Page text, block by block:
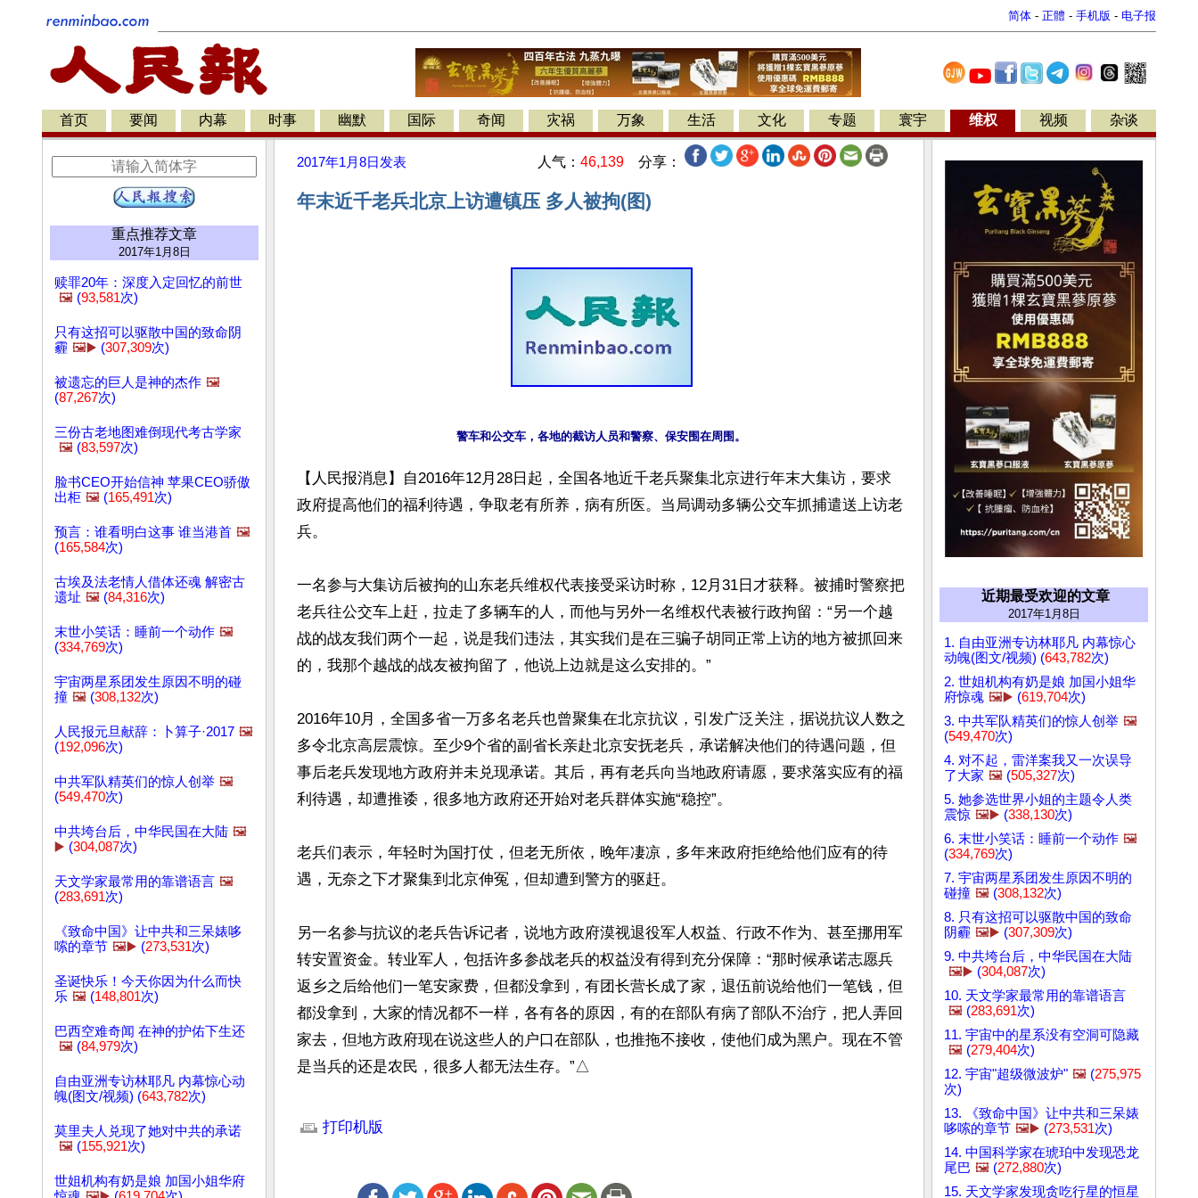
简体 - 正體 - 手机版 - 电子报
首页 要闻 内幕 时事 幽默 国际 奇闻 灾祸 万象 生活 文化 专题 寰宇 维权 视频 杂谈
重点推荐文章
2017年1月8日
赎罪20年：深度入定回忆的前世
🖼️ (93,581次)
只有这招可以驱散中国的致命阴
霾 🖼️▶️ (307,309次)
被遗忘的巨人是神的杰作 🖼️
(87,267次)
三份古老地图难倒现代考古学家
🖼️ (83,597次)
脸书CEO开始信神 苹果CEO骄傲
出柜 🖼️ (165,491次)
预言：谁看明白这事 谁当港首 🖼️
(165,584次)
古埃及法老情人借体还魂 解密古
遗址 🖼️ (84,316次)
末世小笑话：睡前一个动作 🖼️
(334,769次)
宇宙两星系团发生原因不明的碰
撞 🖼️ (308,132次)
人民报元旦献辞：卜算子·2017 🖼️
(192,096次)
中共军队精英们的惊人创举 🖼️
(549,470次)
中共垮台后，中华民国在大陆 🖼️
▶️ (304,087次)
天文学家最常用的靠谱语言 🖼️
(283,691次)
《致命中国》让中共和三呆婊哆
嗦的章节 🖼️▶️ (273,531次)
圣诞快乐！今天你因为什么而快
乐 🖼️ (148,801次)
巴西空难奇闻 在神的护佑下生还
🖼️ (84,979次)
自由亚洲专访林耶凡 内幕惊心动
魄(图文/视频) (643,782次)
莫里夫人兑现了她对中共的承诺
🖼️ (155,921次)
世姐机构有奶是娘 加国小姐华府
2017年1月8日 发表 人气： 46,139 分享：
年末近千老兵北京上访遭镇压 多人被拘(图)
【人民报消息】自2016年12月28日起，全国各地近千老兵聚集北京进行年末大集访，要求
政府提高他们的福利待遇，争取老有所养，病有所医。当局调动多辆公交车抓捕遣送上访老
兵。
一名参与大集访后被拘的山东老兵维权代表接受采访时称，12月31日才获释。被捕时警察把
老兵往公交车上赶，拉走了多辆车的人，而他与另外一名维权代表被行政拘留：“另一个越
战的战友我们两个一起，说是我们违法，其实我们是在三骗子胡同正常上访的地方被抓回来
的，我那个越战的战友被拘留了，他说上边就是这么安排的。”
2016年10月，全国多省一万多名老兵也曾聚集在北京抗议，引发广泛关注，据说抗议人数之
多令北京高层震惊。至少9个省的副省长亲赴北京安抚老兵，承诺解决他们的待遇问题，但
事后老兵发现地方政府并未兑现承诺。其后，再有老兵向当地政府请愿，要求落实应有的福
利待遇，却遭推诿，很多地方政府还开始对老兵群体实施“稳控”。
老兵们表示，年轻时为国打仗，但老无所依，晚年凄凉，多年来政府拒绝给他们应有的待
遇，无奈之下才聚集到北京伸冤，但却遭到警方的驱赶。
另一名参与抗议的老兵告诉记者，说地方政府漠视退役军人权益、行政不作为、甚至挪用军
转安置资金。转业军人，包括许多参战老兵的权益没有得到充分保障：“那时候承诺志愿兵
返乡之后给他们一笔安家费，但都没拿到，有团长营长成了家，退伍前说给他们一笔钱，但
都没拿到，大家的情况都不一样，各有各的原因，有的在部队有病了部队不治疗，把人弄回
家去，但地方政府现在说这些人的户口在部队，也推拖不接收，使他们成为黑户。现在不管
是当兵的还是农民，很多人都无法生存。”△
打印机版
近期最受欢迎的文章
2017年1月8日
1. 自由亚洲专访林耶凡 内幕惊心
动魄(图文/视频) (643,782次)
2. 世姐机构有奶是娘 加国小姐华
府惊魂 🖼️▶️ (619,704次)
3. 中共军队精英们的惊人创举 🖼️
(549,470次)
4. 对不起，雷洋案我又一次误导
了大家 🖼️ (505,327次)
5. 她参选世界小姐的主题令人类
震惊 🖼️▶️ (338,130次)
6. 末世小笑话：睡前一个动作 🖼️
(334,769次)
7. 宇宙两星系团发生原因不明的
碰撞 🖼️ (308,132次)
8. 只有这招可以驱散中国的致命
阴霾 🖼️▶️ (307,309次)
9. 中共垮台后，中华民国在大陆
🖼️▶️ (304,087次)
10. 天文学家最常用的靠谱语言
🖼️ (283,691次)
11. 宇宙中的星系没有空洞可隐藏
🖼️ (279,404次)
12. 宇宙"超级微波炉" 🖼️ (275,975
次)
13. 《致命中国》让中共和三呆婊
哆嗦的章节 🖼️▶️ (273,531次)
14. 中国科学家在琥珀中发现恐龙
尾巴 🖼️ (272,880次)
15. 天文学家发现贪吃行星的恒星